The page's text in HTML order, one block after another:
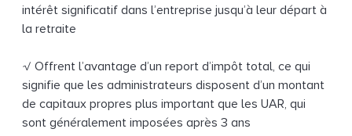
intérêt significatif dans l’entreprise jusqu’à leur départ à
la retraite
√ Offrent l’avantage d’un report d’impôt total, ce qui
signifie que les administrateurs disposent d’un montant
de capitaux propres plus important que les UAR, qui
sont généralement imposées après 3 ans